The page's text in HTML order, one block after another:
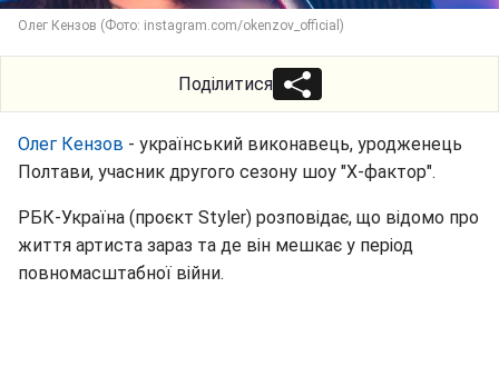
Олег Кензов (Фото: instagram.com/okenzov_official)
Поділитися
Олег Кензов - український виконавець, уродженець
Полтави, учасник другого сезону шоу "Х-фактор".
РБК-Україна (проєкт Styler) розповідає, що відомо про
життя артиста зараз та де він мешкає у період
повномасштабної війни.